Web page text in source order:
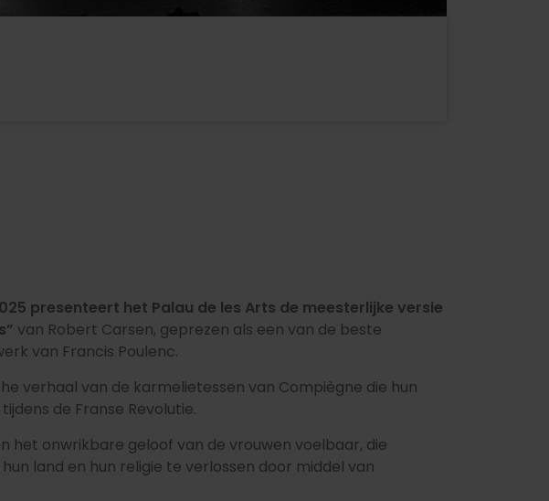
presenteert het Palau de les Arts de meesterlijke versie
van Robert Carsen, geprezen als een van de beste
van Francis Poulenc.
verhaal van de karmelietessen van Compiègne die hun
de Franse Revolutie.
het onwrikbare geloof van de vrouwen voelbaar, die
land en hun religie te verlossen door middel van